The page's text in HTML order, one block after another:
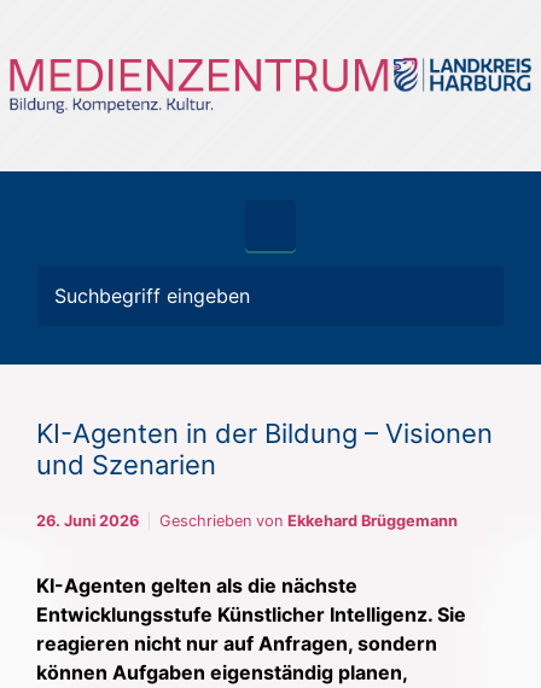
KI-Agenten in der Bildung – Visionen
und Szenarien
26. Juni 2026 Geschrieben von Ekkehard Brüggemann
KI-Agenten gelten als die nächste
Entwicklungsstufe Künstlicher Intelligenz. Sie
reagieren nicht nur auf Anfragen, sondern
können Aufgaben eigenständig planen,